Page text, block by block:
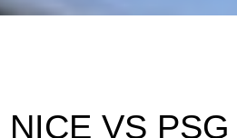
VS